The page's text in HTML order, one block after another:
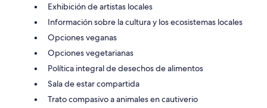
Exhibición de artistas locales
Información sobre la cultura y los ecosistemas locales
Opciones veganas
Opciones vegetarianas
Política integral de desechos de alimentos
Sala de estar compartida
Trato compasivo a animales en cautiverio